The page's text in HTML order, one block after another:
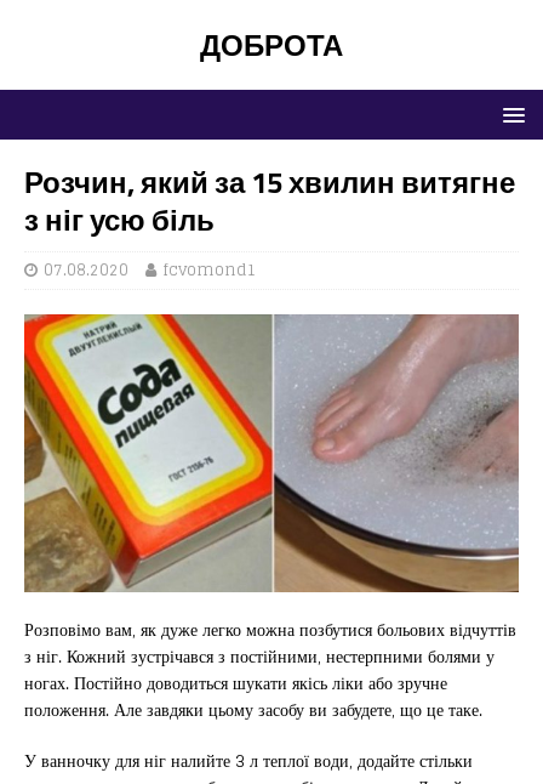
ДОБРОТА
Розчин, який за 15 хвилин витягне
з ніг усю біль
07.08.2020 fcvomond1
Розповімо вам, як дуже легко можна позбутися больових відчуттів
з ніг. Кожний зустрічався з постійними, нестерпними болями у
ногах. Постійно доводиться шукати якісь ліки або зручне
положення. Але завдяки цьому засобу ви забудете, що це таке.
У ванночку для ніг налийте 3 л теплої води, додайте стільки